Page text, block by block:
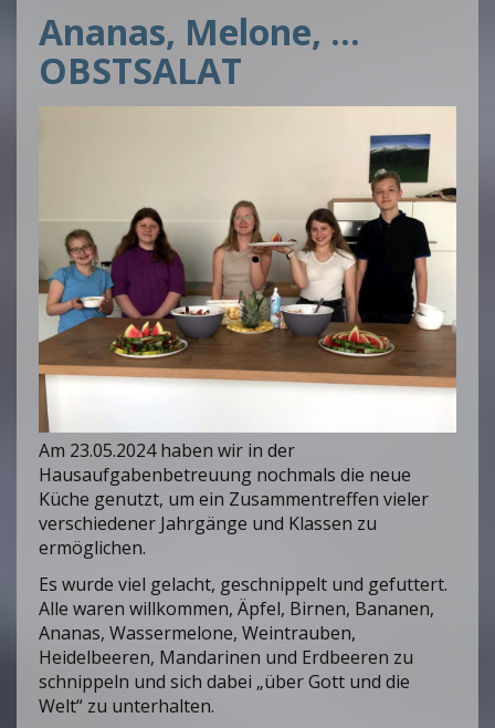
Ananas, Melone, …
OBSTSALAT
Am 23.05.2024 haben wir in der
Hausaufgabenbetreuung nochmals die neue
Küche genutzt, um ein Zusammentreffen vieler
verschiedener Jahrgänge und Klassen zu
ermöglichen.
Es wurde viel gelacht, geschnippelt und gefuttert.
Alle waren willkommen, Äpfel, Birnen, Bananen,
Ananas, Wassermelone, Weintrauben,
Heidelbeeren, Mandarinen und Erdbeeren zu
schnippeln und sich dabei „über Gott und die
Welt“ zu unterhalten.